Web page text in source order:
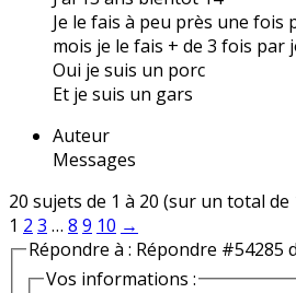
Je le fais à peu près une
mois je le fais + de 3 fois par
Oui je suis un porc
Et je suis un gars
Auteur
Messages
20 sujets de 1 à 20 (sur un total de
1 2 3 … 8 9 10 →
Répondre à : Répondre
Vos informations :